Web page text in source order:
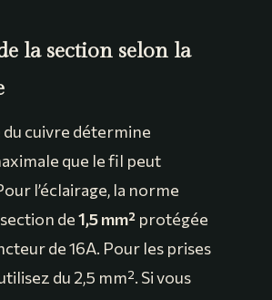
la section selon la
cuivre détermine
que le fil peut
l’éclairage, la norme
de1,5 mm² protégée
de 16A. Pour les prises
du 2,5 mm². Si vous